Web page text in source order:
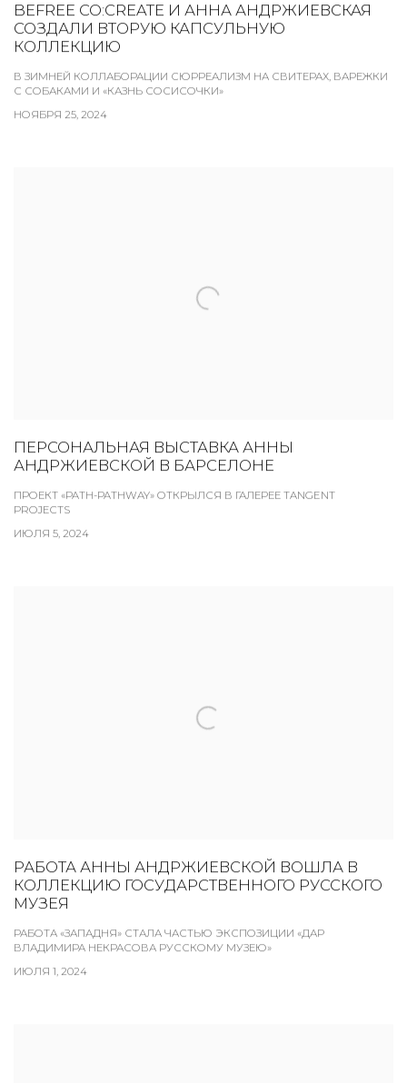
BEFREE CO:CREATE И АННА АНДРЖИЕВСКАЯ
СОЗДАЛИ ВТОРУЮ КАПСУЛЬНУЮ
КОЛЛЕКЦИЮ
В ЗИМНЕЙ КОЛЛАБОРАЦИИ СЮРРЕАЛИЗМ НА СВИТЕРАХ, ВАРЕЖКИ
С СОБАКАМИ И «КАЗНЬ СОСИСОЧКИ»
НОЯБРЯ 25, 2024
ПЕРСОНАЛЬНАЯ ВЫСТАВКА АННЫ
АНДРЖИЕВСКОЙ В БАРСЕЛОНЕ
ПРОЕКТ «PATH-PATHWAY» ОТКРЫЛСЯ В ГАЛЕРЕЕ TANGENT
PROJECTS
ИЮЛЯ 5, 2024
РАБОТА АННЫ АНДРЖИЕВСКОЙ ВОШЛА В
КОЛЛЕКЦИЮ ГОСУДАРСТВЕННОГО РУССКОГО
МУЗЕЯ
РАБОТА «ЗАПАДНЯ» СТАЛА ЧАСТЬЮ ЭКСПОЗИЦИИ «​​ДАР
ВЛАДИМИРА НЕКРАСОВА РУССКОМУ МУЗЕЮ»
ИЮЛЯ 1, 2024